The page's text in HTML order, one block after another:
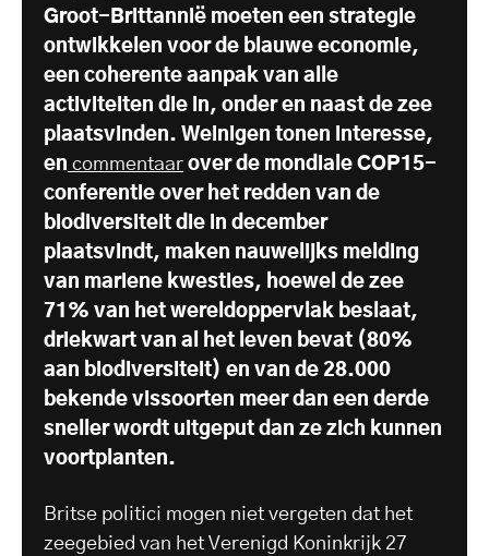
Groot-Brittannië moeten een strategie
ontwikkelen voor de blauwe economie,
een coherente aanpak van alle
activiteiten die in, onder en naast de zee
plaatsvinden. Weinigen tonen interesse,
en commentaar over de mondiale COP15-
conferentie over het redden van de
biodiversiteit die in december
plaatsvindt, maken nauwelijks melding
van mariene kwesties, hoewel de zee
71% van het wereldoppervlak beslaat,
driekwart van al het leven bevat (80%
aan biodiversiteit) en van de 28.000
bekende vissoorten meer dan een derde
sneller wordt uitgeput dan ze zich kunnen
voortplanten.
Britse politici mogen niet vergeten dat het
zeegebied van het Verenigd Koninkrijk 27